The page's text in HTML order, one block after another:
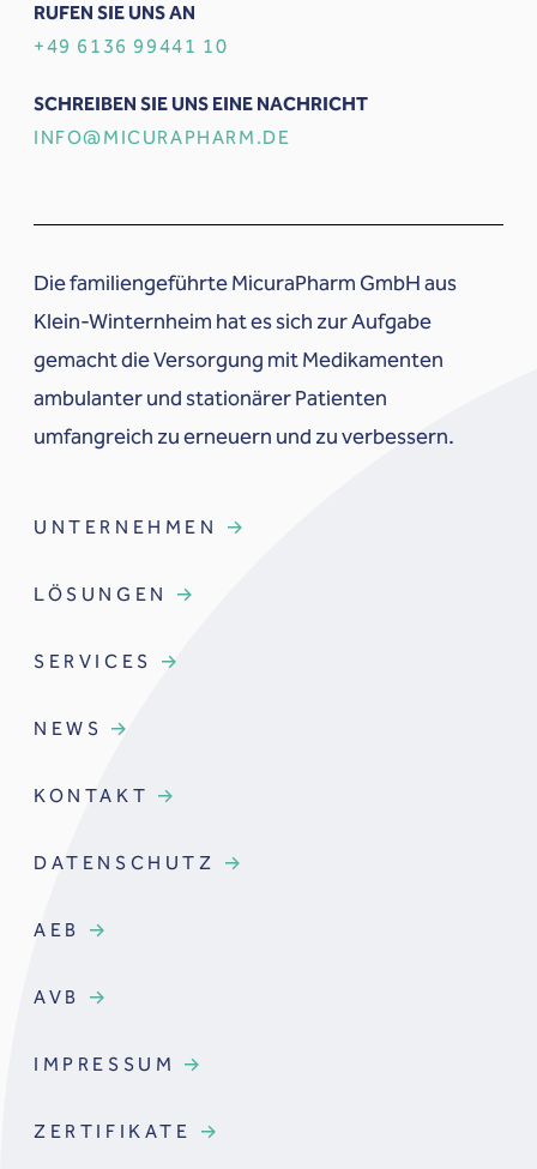
RUFEN SIE UNS AN
+49 6136 99441 10
SCHREIBEN SIE UNS EINE NACHRICHT
INFO@MICURAPHARM.DE
Die familiengeführte MicuraPharm GmbH aus
Klein-Winternheim hat es sich zur Aufgabe
gemacht die Versorgung mit Medikamenten
ambulanter und stationärer Patienten
umfangreich zu erneuern und zu verbessern.
UNTERNEHMEN
LÖSUNGEN
SERVICES
NEWS
KONTAKT
DATENSCHUTZ
AEB
AVB
IMPRESSUM
ZERTIFIKATE